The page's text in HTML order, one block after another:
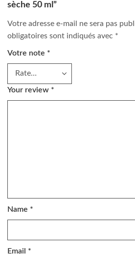
sèche 50 ml”
Votre adresse e-mail ne sera pas
obligatoires sont indiqués avec *
Votre note *
Your review *
Name *
Email *